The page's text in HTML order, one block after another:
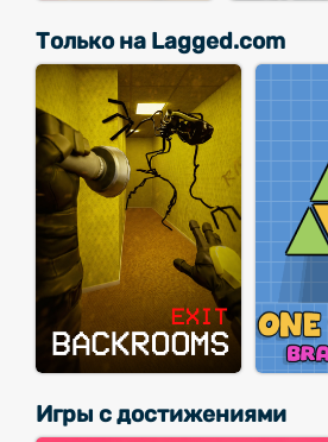
Только на Lagged.com
Игры с достижениями